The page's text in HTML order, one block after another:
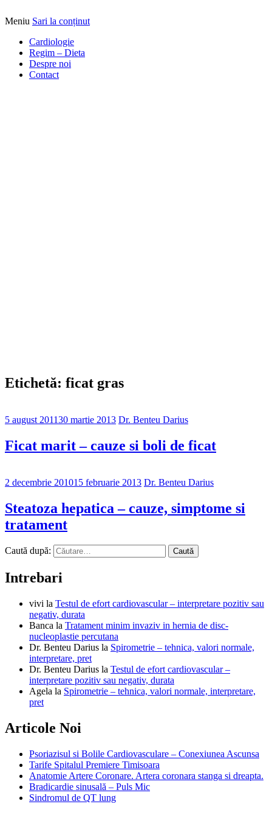
DrBendo.ro
Alimentatia sa iti fie medicatia
Meniu Sari la conținut
Cardiologie
Regim – Dieta
Despre noi
Contact
Etichetă: ficat gras
5 august 201130 martie 2013 Dr. Benteu Darius
Ficat marit – cauze si boli de ficat
2 decembrie 201015 februarie 2013 Dr. Benteu Darius
Steatoza hepatica – cauze, simptome si
tratament
Caută după:
Intrebari
vivi la Testul de efort cardiovascular – interpretare pozitiv sau
negativ, durata
Banca la Tratament minim invaziv in hernia de disc-
nucleoplastie percutana
Dr. Benteu Darius la Spirometrie – tehnica, valori normale,
interpretare, pret
Dr. Benteu Darius la Testul de efort cardiovascular –
interpretare pozitiv sau negativ, durata
Agela la Spirometrie – tehnica, valori normale, interpretare,
pret
Articole Noi
Psoriazisul si Bolile Cardiovasculare – Conexiunea Ascunsa
Tarife Spitalul Premiere Timisoara
Anatomie Artere Coronare. Artera coronara stanga si dreapta.
Bradicardie sinusală – Puls Mic
Sindromul de QT lung